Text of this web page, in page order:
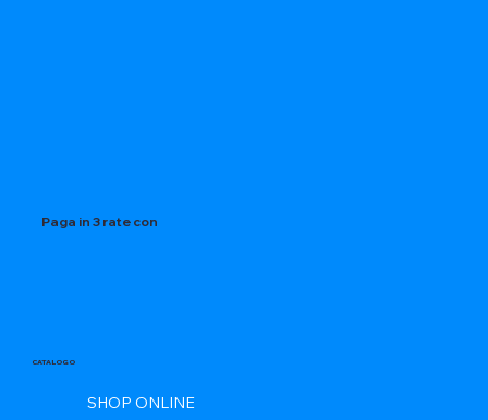
Paga in 3 rate con
CATALOGO
SHOP ONLINE